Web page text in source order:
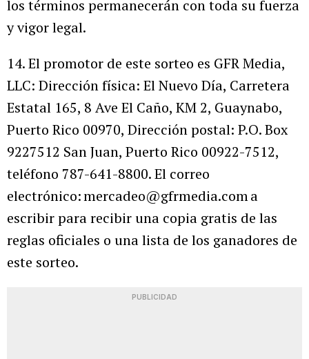
los términos permanecerán con toda su fuerza
y vigor legal.
14. El promotor de este sorteo es GFR Media,
LLC: Dirección física: El Nuevo Día, Carretera
Estatal 165, 8 Ave El Caño, KM 2, Guaynabo,
Puerto Rico 00970, Dirección postal: P.O. Box
9227512 San Juan, Puerto Rico 00922-7512,
teléfono 787-641-8800. El correo
electrónico: mercadeo@gfrmedia.com a
escribir para recibir una copia gratis de las
reglas oficiales o una lista de los ganadores de
este sorteo.
PUBLICIDAD